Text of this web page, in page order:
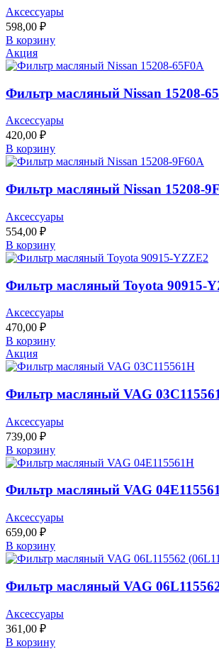
Аксессуары
598,00 ₽
В корзину
Акция
Фильтр масляный Nissan 15208-
Аксессуары
420,00 ₽
В корзину
Фильтр масляный Nissan 15208-
Аксессуары
554,00 ₽
В корзину
Фильтр масляный Toyota 90915-
Аксессуары
470,00 ₽
В корзину
Акция
Фильтр масляный VAG
Аксессуары
739,00 ₽
В корзину
Фильтр масляный VAG
Аксессуары
659,00 ₽
В корзину
Фильтр масляный VAG
Аксессуары
361,00 ₽
В корзину